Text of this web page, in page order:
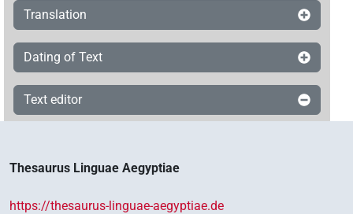
Translation
Dating of Text
Text editor
Thesaurus Linguae Aegyptiae
https://thesaurus-linguae-aegyptiae.de